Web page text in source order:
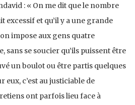
: « On me dit que le nombre
excessif et qu’il y a une grande
impose aux gens quatre
sans se soucier qu’ils puissent être
un boulot ou être partis quelques
c’est au justiciable de
ont parfois lieu face à